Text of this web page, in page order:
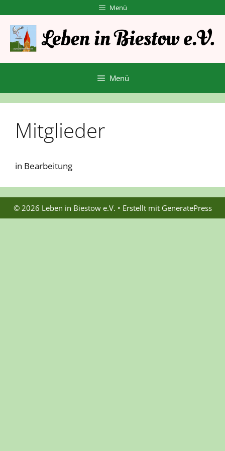
Inhalt
springen
Menü
Menü
Mitglieder
in Bearbeitung
© 2026 Leben in Biestow e.V. • Erstellt mit GeneratePress